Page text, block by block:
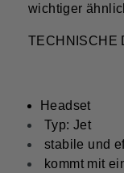
wichtiger
TECHNISCHE
Headset
Typ: Jet
stabile und
kommt mit